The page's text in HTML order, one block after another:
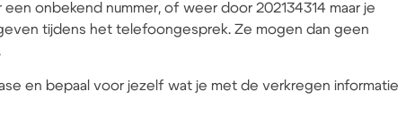
onbekend nummer, of weer door 202134314 maar je
tijdens het telefoongesprek. Ze mogen dan geen
en bepaal voor jezelf wat je met de verkregen informatie